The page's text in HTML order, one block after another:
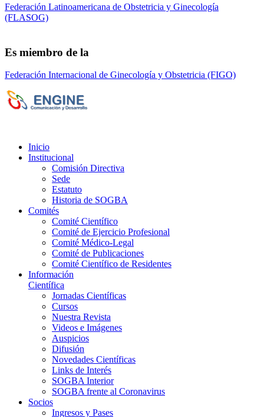
Federación Latinoamericana de Obstetricia y Ginecología
(FLASOG)
Es miembro de la
Federación Internacional de Ginecología y Obstetricia (FIGO)
Inicio
Institucional
Comisión Directiva
Sede
Estatuto
Historia de SOGBA
Comités
Comité Científico
Comité de Ejercicio Profesional
Comité Médico-Legal
Comité de Publicaciones
Comité Científico de Residentes
Información
Científica
Jornadas Científicas
Cursos
Nuestra Revista
Videos e Imágenes
Auspicios
Difusión
Novedades Científicas
Links de Interés
SOGBA Interior
SOGBA frente al Coronavirus
Socios
Ingresos y Pases